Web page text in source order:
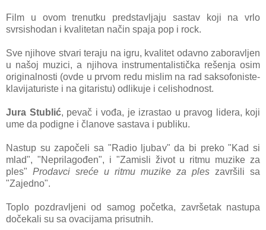
Film u ovom trenutku predstavljaju sastav koji na vrlo
svrsishodan i kvalitetan način spaja pop i rock.
Sve njihove stvari teraju na igru, kvalitet odavno zaboravljen
u našoj muzici, a njihova instrumentalistička rešenja osim
originalnosti (ovde u prvom redu mislim na rad saksofoniste-
klavijaturiste i na gitaristu) odlikuje i celishodnost.
Jura Stublić, pevač i vođa, je izrastao u pravog lidera, koji
ume da podigne i članove sastava i publiku.
Nastup su započeli sa "Radio ljubav" da bi preko "Kad si
mlad", "Neprilagođen", i "Zamisli život u ritmu muzike za
ples" Prodavci sreće u ritmu muzike za ples završili sa
"Zajedno".
Toplo pozdravljeni od samog početka, završetak nastupa
dočekali su sa ovacijama prisutnih.